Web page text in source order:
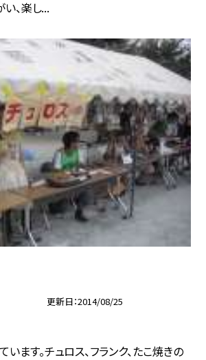
、楽し...
更新日 2014/08/25
ます。チュロス、フランク、たこ焼きの